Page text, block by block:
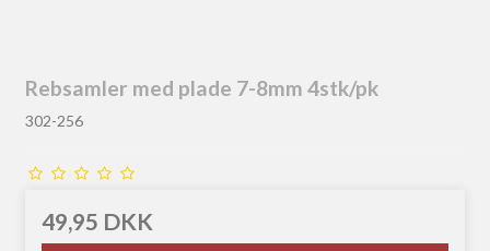
Rebsamler med plade 7-8mm 4stk/pk
302-256
49,95 DKK